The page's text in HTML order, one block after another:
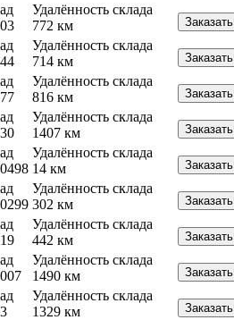
Удалённость склада
772 км
Заказать
Удалённость склада
714 км
Заказать
Удалённость склада
816 км
Заказать
Удалённость склада
1407 км
Заказать
Удалённость склада
14 км
Заказать
Удалённость склада
302 км
Заказать
Удалённость склада
442 км
Заказать
Удалённость склада
1490 км
Заказать
Удалённость склада
1329 км
Заказать